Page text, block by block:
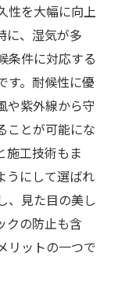
性を大幅に向上
に、湿気が多
条件に対応する
す。耐候性に優
や紫外線から守
ことが可能にな
施工技術もま
うにして選ばれ
、見た目の美し
クの防止も含
リットの一つで